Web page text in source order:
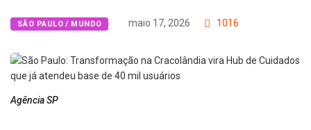
SÃO PAULO / MUNDO maio 17, 2026 1016
Agência SP